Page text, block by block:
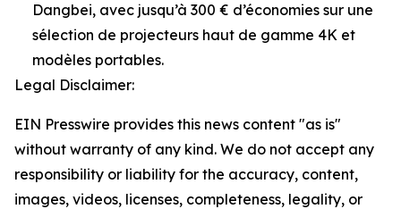
Dangbei, avec jusqu’à 300 € d’économies sur une
sélection de projecteurs haut de gamme 4K et
modèles portables.
Legal Disclaimer:
EIN Presswire provides this news content "as is"
without warranty of any kind. We do not accept any
responsibility or liability for the accuracy, content,
images, videos, licenses, completeness, legality, or